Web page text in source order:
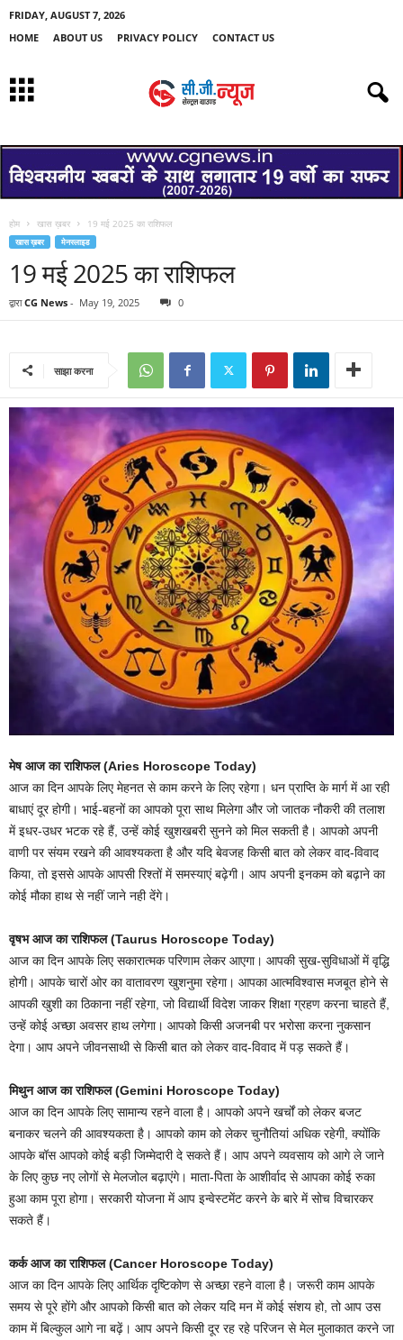
FRIDAY, AUGUST 7, 2026
HOME
ABOUT US PRIVACY POLICY CONTACT US
होम खास ख़बर 19 मई 2025 का राशिफल
खास ख़बर मेनस्लाइड
19 मई 2025 का राशिफल
द्वारा CG News - May 19, 2025 0
साझा करना
मेष आज का राशिफल (Aries Horoscope Today)
आज का दिन आपके लिए मेहनत से काम करने के लिए रहेगा। धन प्राप्ति के मार्ग में आ रही
बाधाएं दूर होगी। भाई-बहनों का आपको पूरा साथ मिलेगा और जो जातक नौकरी की तलाश
में इधर-उधर भटक रहे हैं, उन्हें कोई खुशखबरी सुनने को मिल सकती है। आपको अपनी
वाणी पर संयम रखने की आवश्यकता है और यदि बेवजह किसी बात को लेकर वाद-विवाद
किया, तो इससे आपके आपसी रिश्तों में समस्याएं बढ़ेगी। आप अपनी इनकम को बढ़ाने का
कोई मौका हाथ से नहीं जाने नही देंगे।
वृषभ आज का राशिफल (Taurus Horoscope Today)
आज का दिन आपके लिए सकारात्मक परिणाम लेकर आएगा। आपकी सुख-सुविधाओं में वृद्धि
होगी। आपके चारों ओर का वातावरण खुशनुमा रहेगा। आपका आत्मविश्वास मजबूत होने से
आपकी खुशी का ठिकाना नहीं रहेगा, जो विद्यार्थी विदेश जाकर शिक्षा ग्रहण करना चाहते हैं,
उन्हें कोई अच्छा अवसर हाथ लगेगा। आपको किसी अजनबी पर भरोसा करना नुकसान
देगा। आप अपने जीवनसाथी से किसी बात को लेकर वाद-विवाद में पड़ सकते हैं।
मिथुन आज का राशिफल (Gemini Horoscope Today)
आज का दिन आपके लिए सामान्य रहने वाला है। आपको अपने खर्चों को लेकर बजट
बनाकर चलने की आवश्यकता है। आपको काम को लेकर चुनौतियां अधिक रहेगी, क्योंकि
आपके बॉस आपको कोई बड़ी जिम्मेदारी दे सकते हैं। आप अपने व्यवसाय को आगे ले जाने
के लिए कुछ नए लोगों से मेलजोल बढ़ाएंगे। माता-पिता के आशीर्वाद से आपका कोई रुका
हुआ काम पूरा होगा। सरकारी योजना में आप इन्वेस्टमेंट करने के बारे में सोच विचारकर
सकते हैं।
कर्क आज का राशिफल (Cancer Horoscope Today)
आज का दिन आपके लिए आर्थिक दृष्टिकोण से अच्छा रहने वाला है। जरूरी काम आपके
समय से पूरे होंगे और आपको किसी बात को लेकर यदि मन में कोई संशय हो, तो आप उस
काम में बिल्कुल आगे ना बढ़ें। आप अपने किसी दूर रह रहे परिजन से मेल मुलाकात करने जा